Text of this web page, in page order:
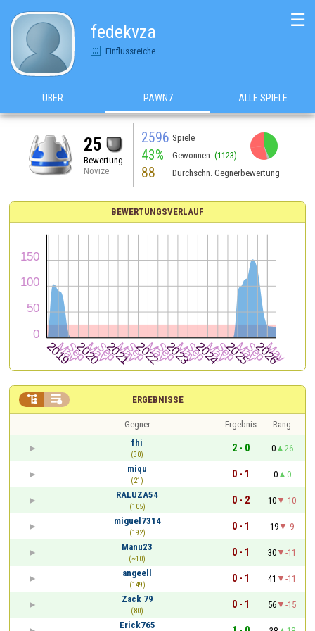
fedekvza
Einflussreiche
☰
ÜBER PAWN7 ALLE SPIELE
25
Bewertung
Novize
2596 Spiele
43% Gewonnen (1123)
88 Durchschn. Gegnerbewertung
BEWERTUNGSVERLAUF
ERGEBNISSE
 
Gegner Ergebnis
Rang
fhi
(30)
2 - 0 0
26
miqu
(21)
0 - 1 0
0
RALUZA54
(105)
0 - 2 10
-10
miguel7314
(192)
0 - 1 19
-9
Manu23
(~10)
0 - 1 30
-11
angeell
(149)
0 - 1 41
-11
Zack 79
(80)
0 - 1 56
-15
Erick765